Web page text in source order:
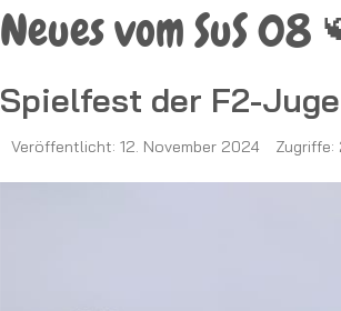
Neues vom SuS 08
Spielfest der F2-
Veröffentlicht: 12. November 2024 Zugriffe: